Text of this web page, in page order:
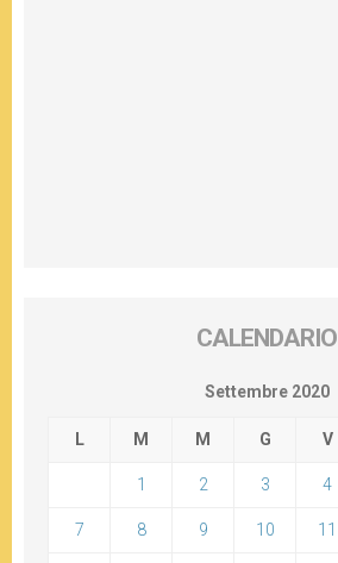
CALENDARIO
Settembre 2020
L M M G V
1 2 3 4
7 8 9 10 11